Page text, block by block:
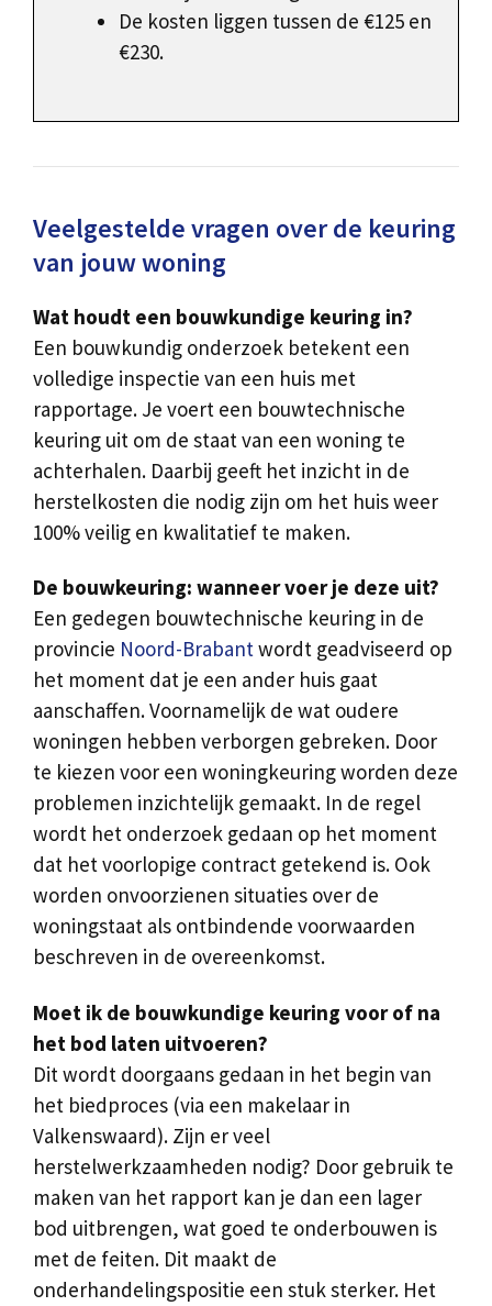
De kosten liggen tussen de €125 en
€230.
Veelgestelde vragen over de keuring
van jouw woning
Wat houdt een bouwkundige keuring in?
Een bouwkundig onderzoek betekent een
volledige inspectie van een huis met
rapportage. Je voert een bouwtechnische
keuring uit om de staat van een woning te
achterhalen. Daarbij geeft het inzicht in de
herstelkosten die nodig zijn om het huis weer
100% veilig en kwalitatief te maken.
De bouwkeuring: wanneer voer je deze uit?
Een gedegen bouwtechnische keuring in de
provincie Noord-Brabantwordt geadviseerd op
het moment dat je een ander huis gaat
aanschaffen. Voornamelijk de wat oudere
woningen hebben verborgen gebreken. Door
te kiezen voor een woningkeuring worden deze
problemen inzichtelijk gemaakt. In de regel
wordt het onderzoek gedaan op het moment
dat het voorlopige contract getekend is. Ook
worden onvoorzienen situaties over de
woningstaat als ontbindende voorwaarden
beschreven in de overeenkomst.
Moet ik de bouwkundige keuring voor of na
het bod laten uitvoeren?
Dit wordt doorgaans gedaan in het begin van
het biedproces (via een makelaar in
Valkenswaard). Zijn er veel
herstelwerkzaamheden nodig? Door gebruik te
maken van het rapport kan je dan een lager
bod uitbrengen, wat goed te onderbouwen is
met de feiten. Dit maakt de
onderhandelingspositie een stuk sterker. Het